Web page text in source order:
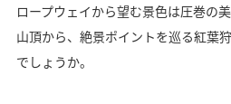
ロープウェイから望む景色は圧巻の
山頂から、絶景ポイントを巡る紅葉
でしょうか。